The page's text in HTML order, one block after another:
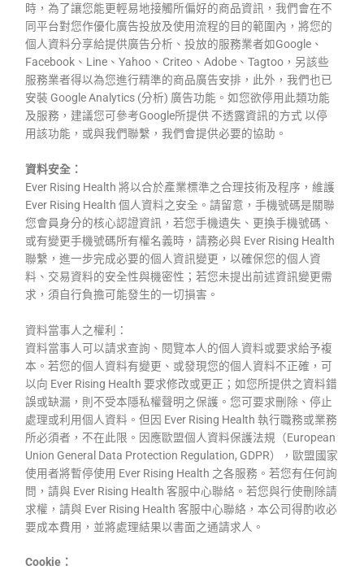
時，為了讓您能更輕易地接觸所偏好的商品資訊，我們會在不
同平台對您作優化廣告投放及使用流程的目的範圍內，將您的
個人資料分享給提供廣告分析、投放的服務業者如Google、
Facebook、Line、Yahoo、Criteo、Adobe、Tagtoo，另該些
服務業者得以為您進行精準的商品廣告安排，此外，我們也已
安裝 Google Analytics (分析) 廣告功能。如您欲停用此類功能
及服務，建議您可參考Google所提供 不透露資訊的方式 以停
用該功能，或與我們聯繫，我們會提供必要的協助。
資料安全：
Ever Rising Health 將以合於產業標準之合理技術及程序，維護
Ever Rising Health 個人資料之安全。請留意，手機號碼是關聯
您會員身分的核心認證資訊，若您手機遺失、更換手機號碼、
或有變更手機號碼所有權名義時，請務必與 Ever Rising Health
聯繫，進一步完成必要的個人資訊變更，以確保您的個人資
料、交易資料的安全性與機密性；若您未提出前述資訊變更需
求，須自行負擔可能發生的一切損害。
資料當事人之權利：
資料當事人可以請求查詢、閱覽本人的個人資料或要求給予複
本。若您的個人資料有變更、或發現您的個人資料不正確，可
以向 Ever Rising Health 要求修改或更正；如您所提供之資料錯
誤或缺漏，則不受本隱私權聲明之保護。您可要求刪除、停止
處理或利用個人資料。但因 Ever Rising Health 執行職務或業務
所必須者，不在此限。因應歐盟個人資料保護法規（European
Union General Data Protection Regulation, GDPR），歐盟國家
使用者將暫停使用 Ever Rising Health 之各服務。若您有任何詢
問，請與 Ever Rising Health 客服中心聯絡。若您與行使刪除請
求權，請與 Ever Rising Health 客服中心聯絡，本公司得酌收必
要成本費用，並將處理結果以書面之通請求人。
Cookie：